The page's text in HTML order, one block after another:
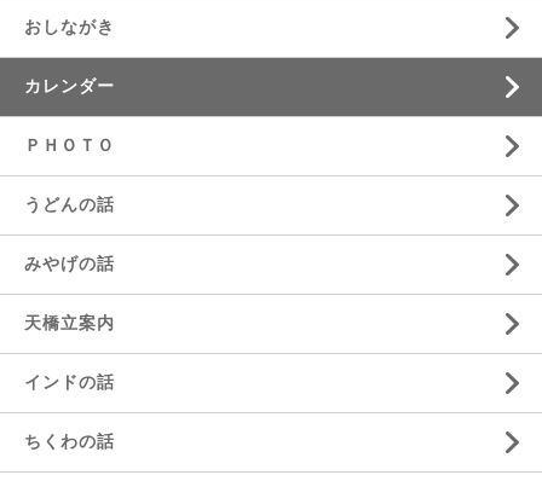
おしながき
カレンダー
ＰＨＯＴＯ
うどんの話
みやげの話
天橋立案内
インドの話
ちくわの話